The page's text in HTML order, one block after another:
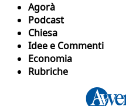
Agorà
Podcast
Chiesa
Idee e Commenti
Economia
Rubriche